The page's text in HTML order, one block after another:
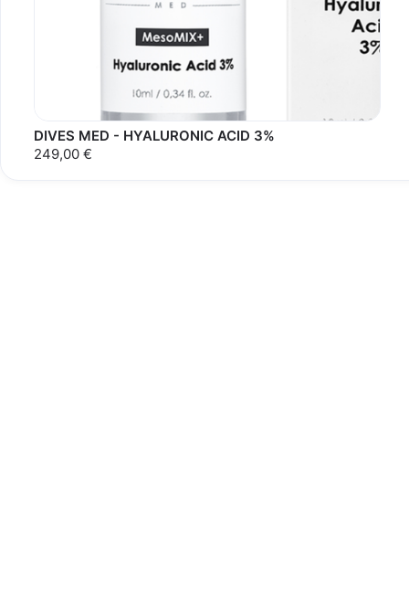
DIVES MED - HYALURONIC ACID 3%
249,00 €